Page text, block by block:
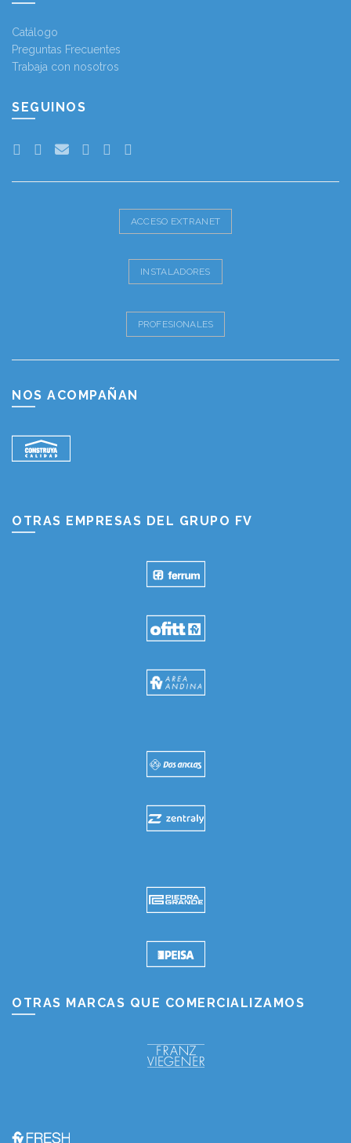
Catálogo
Preguntas Frecuentes
Trabaja con nosotros
SEGUINOS
ACCESO EXTRANET
INSTALADORES
PROFESIONALES
NOS ACOMPAÑAN
OTRAS EMPRESAS DEL GRUPO FV
OTRAS MARCAS QUE COMERCIALIZAMOS